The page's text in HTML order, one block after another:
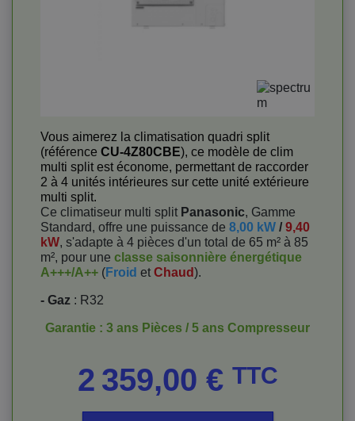
Vous aimerez la climatisation quadri split
(référence CU-4Z80CBE), ce modèle de clim
multi split est économe, permettant de raccorder
2 à 4 unités intérieures sur cette unité extérieure
multi split.
Ce climatiseur multi split Panasonic, Gamme
Standard, offre une puissance de 8,00 kW / 9,40
kW, s'adapte à 4 pièces d'un total de 65 m² à 85
m², pour une classe saisonnière énergétique
A+++/A++ (Froid et Chaud).
- Gaz : R32
Garantie : 3 ans Pièces / 5 ans Compresseur
2 359,00 € TTC